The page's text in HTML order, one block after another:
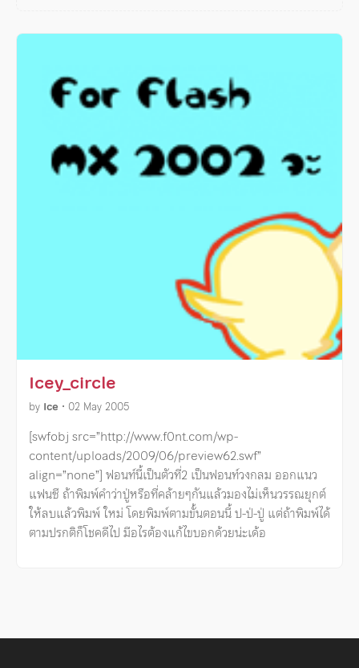
Icey_circle
by Ice • 02 May 2005
[swfobj src=”http://www.f0nt.com/wp-
content/uploads/2009/06/preview62.swf”
align=”none”] ฟอนท์นี้เป็นตัวที่2 เป็นฟอนท์วงกลม ออกแนว
แฟนซี ถ้าพิมพ์คำว่าปู่หรือที่คล้ายๆกันแล้วมองไม่เห็นวรรณยุกต์
ให้ลบแล้วพิมพ์ ใหม่ โดยพิมพ์ตามขั้นตอนนี้ ป-ป่-ปู่ แต่ถ้าพิมพ์ได้
ตามปรกติก็โชคดีไป มีอไรต้องแก้ไขบอกด้วยน่ะเด้อ